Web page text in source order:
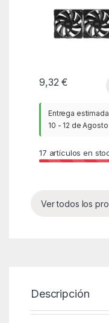
9,32€
Entrega
10 - 12 de Agosto
17 artículos en
Ver todos los
Descripción